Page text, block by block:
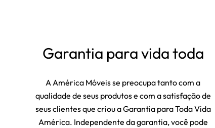
Garantia para vida toda
A América Móveis se preocupa tanto com a
qualidade de seus produtos e com a satisfação de
seus clientes que criou a Garantia para Toda Vida
América. Independente da garantia, você pode